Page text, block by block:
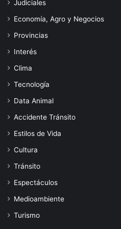
Judiciales
Economía, Agro y Negocios
Provincias
Interés
Clima
Tecnología
Data Animal
Accidente Tránsito
Estilos de Vida
Cultura
Tránsito
Espectáculos
Medioambiente
Turismo